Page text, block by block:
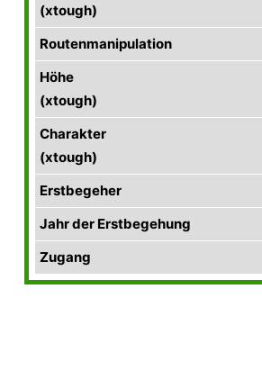
(xtough)
Routenmanipulation
Höhe
(xtough)
Charakter
(xtough)
Erstbegeher
Jahr der Erstbegehung
Zugang